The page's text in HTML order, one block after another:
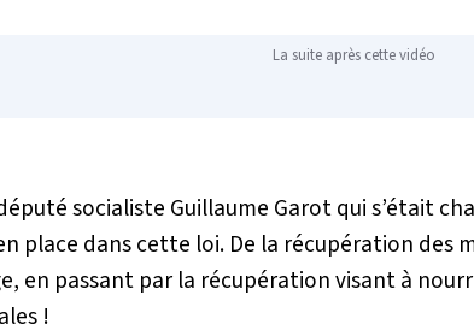
La suite après cette vidéo
socialiste Guillaume Garot qui s’était
place dans cette loi. De la récupération des
en passant par la récupération visant à
!